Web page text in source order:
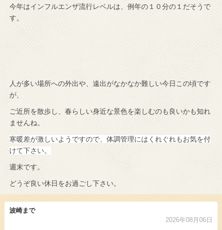
今年はインフルエンザ流行レベルは、例年の１０分の１だそうで
す。
人が多い場所への外出や、遠出がなかなか難しい今日この頃です
が、
ご近所を散歩し、春らしい身近な景色を楽しむのも良いかも知れ
ませんね。
寒暖差が激しいようですので、体調管理にはくれぐれもお気を付
けて下さい。
週末です。
どうぞ良い休日をお過ごし下さい。
波崎まで
2026年08月06日